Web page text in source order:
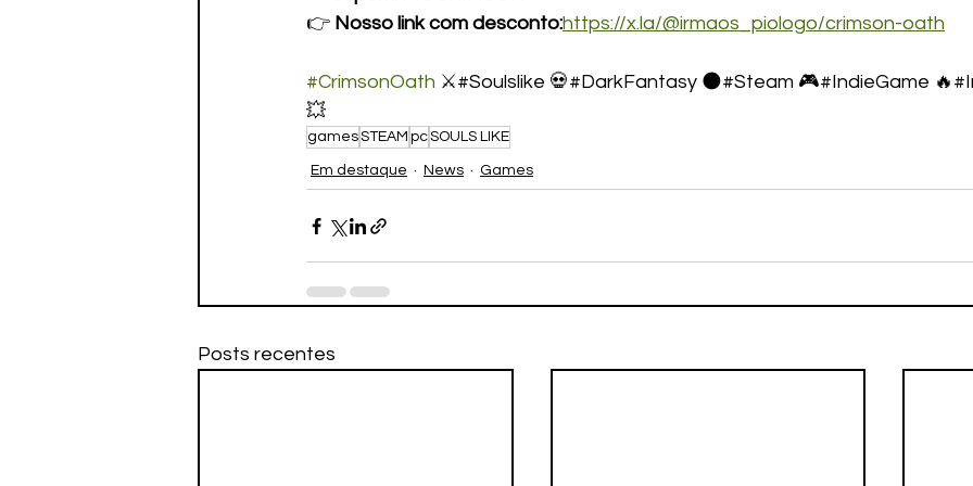
👉 Nosso link com desconto:https://x.la/@irmaos_piologo/crimson-oath
#CrimsonOath ⚔️#Soulslike 💀#DarkFantasy 🌑#Steam 🎮#IndieGame
💥
gamesSTEAM pcSOULS LIKE
Em destaque News Games
Posts recentes